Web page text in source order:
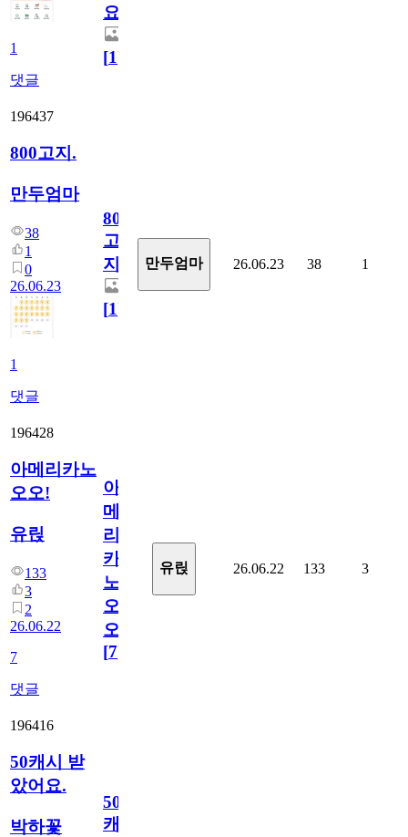
1
댓글
요)
[1]
196437
800고지.
만두엄마
38
1
0
26.06.23
1
댓글
800
고
지.
[1]
만두엄마 26.06.23 38 1
196428
아메리카노
오오!
유릱
133
3
2
26.06.22
7
댓글
아
메
리
카
노
오
오!
[7]
유릱 26.06.22 133 3
196416
50캐시 받
았어요.
박하꽃
50
캐